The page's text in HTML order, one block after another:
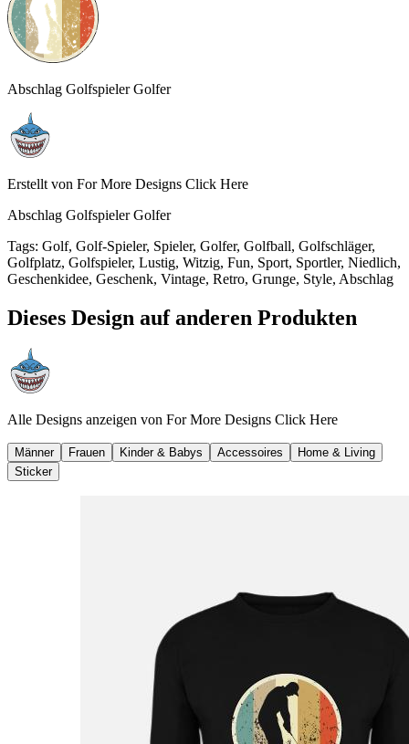
Abschlag Golfspieler Golfer
Erstellt von For More Designs Click Here
Abschlag Golfspieler Golfer
Tags: Golf, Golf-Spieler, Spieler, Golfer, Golfball, Golfschläger,
Golfplatz, Golfspieler, Lustig, Witzig, Fun, Sport, Sportler, Niedlich,
Geschenkidee, Geschenk, Vintage, Retro, Grunge, Style, Abschlag
Dieses Design auf anderen Produkten
Alle Designs anzeigen von For More Designs Click Here
Männer Frauen Kinder & Babys Accessoires
Home & Living
Sticker